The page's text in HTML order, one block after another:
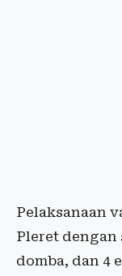
Pelaksanaan
Pleret dengan
domba, dan 4